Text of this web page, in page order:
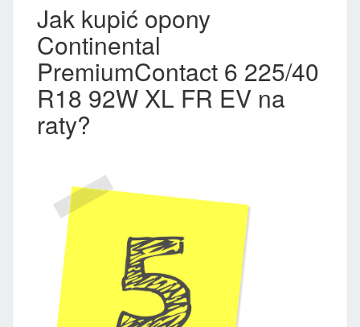
Jak kupić opony
Continental
PremiumContact 6 225/40
R18 92W XL FR EV na
raty?